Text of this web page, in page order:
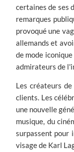
certaines de ses
remarques
provoqué une
allemands et
de mode
admirateurs de
Les créateurs
clients. Les
une nouvelle
musique, du
surpassent pour
visage de Karl